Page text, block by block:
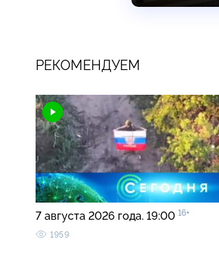
РЕКОМЕНДУЕМ
7 августа 2026 года. 19:00 16+
1959